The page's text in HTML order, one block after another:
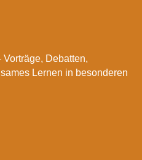
Debatten,
Lernen in besonderen